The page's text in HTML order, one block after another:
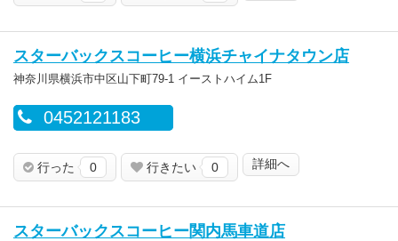
スターバックスコーヒー横浜チャイナタウン店
神奈川県横浜市中区山下町79-1 イーストハイム1F
0452121183
行った 0 行きたい 0 詳細へ
スターバックスコーヒー関内馬車道店